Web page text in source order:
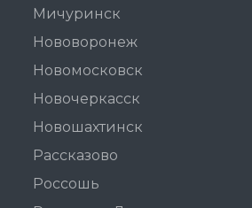
Мичуринск
Нововоронеж
Новомосковск
Новочеркасск
Новошахтинск
Рассказово
Россошь